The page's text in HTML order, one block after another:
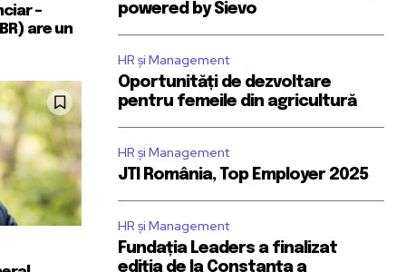
–
are un
powered by Sievo
HR și Management
Oportunități de dezvoltare
pentru femeile din agricultură
HR și Management
JTI România, Top Employer 2025
HR și Management
Fundația Leaders a finalizat
ediția de la Constanța a